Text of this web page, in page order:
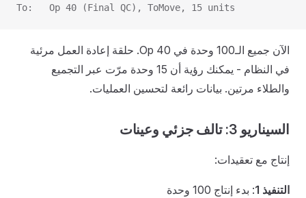
To:   Op 40 (Final QC), ToMove, 15 units
الآن جميع الـ100 وحدة في Op 40. حلقة إعادة العمل مرئية
في النظام - يمكنك رؤية أن 15 وحدة مرّت عبر التجميع
والطلاء مرتين. بيانات رائعة لتحسين العمليات.
السيناريو 3: تالف جزئي وعينات
إنتاج مع تعقيدات:
التنفيذ 1 : بدء إنتاج 100 وحدة